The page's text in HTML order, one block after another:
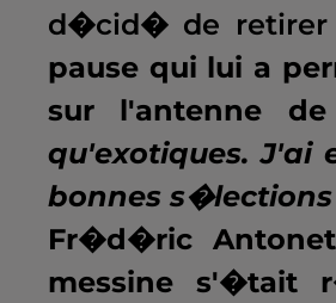
d�cid� de retirer
pause qui lui a
sur l'antenne
qu'exotiques. J'ai
bonnes s�lections
Fr�d�ric
messine s'�tait